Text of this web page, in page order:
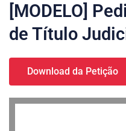
[MODELO]
de Título
Download da Petição